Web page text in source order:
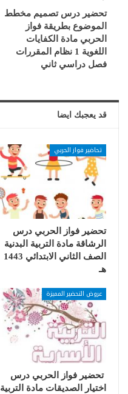
تحضير درس تصميم مخطط
الموضوع بطريقة فواز
الحربي مادة الكفايات
اللغوية 1 نظام المقررات
فصل دراسي ثاني
قد يعجبك ايضا
تحاضير فواز الحربي
تحضير فواز الحربي درس
الرشاقة مادة التربية البدنية
الصف الثاني الابتدائي 1443
هـ
عروض التحضير المميزة
تحضير فواز الحربي درس
اختيار الصديقات مادة التربية